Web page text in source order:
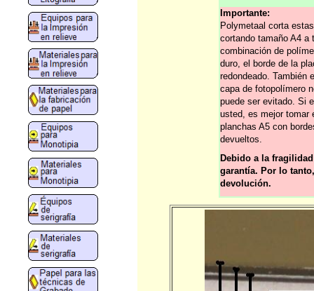
Importante:
Polymetaal corta
cortando tamaño A4 a
combinación de
duro, el borde de la
redondeado. También
capa de fotopolímero
puede ser evitado. Si
usted, es mejor tomar
planchas A5 con
devueltos.
Debido a la
garantía. Por lo
devolución.